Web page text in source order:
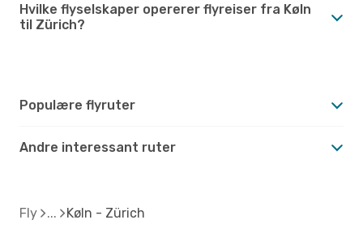
Hvilke flyselskaper opererer flyreiser fra Køln
til Zürich?
Populære flyruter
Andre interessant ruter
Fly Køln - Zürich